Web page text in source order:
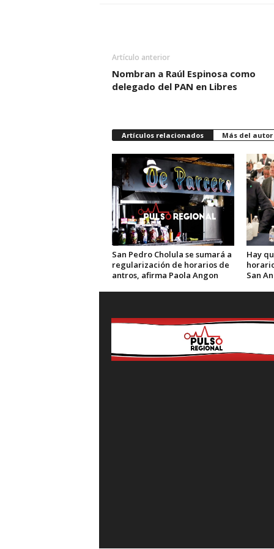
Artículo anterior
Nombran a Raúl Espinosa como
delegado del PAN en Libres
Artículos relacionados Más del autor
San Pedro Cholula se sumará a
regularización de horarios de
antros, afirma Paola Angon
Hay
San